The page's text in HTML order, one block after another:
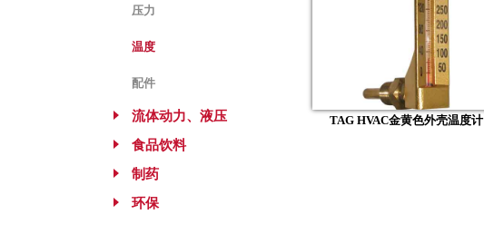
压力
温度
配件
流体动力、液压
食品饮料
制药
环保
TAG HVAC金黄色外壳温度计